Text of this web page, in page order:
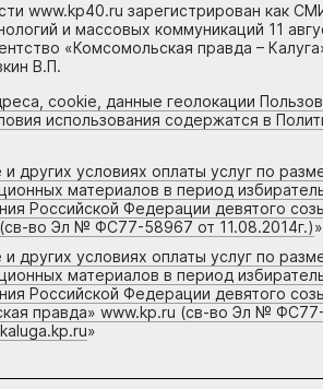
www.kp40.ru зарегистрирован как
и массовых коммуникаций 11
«Комсомольская правда –
В.П.
cookie, данные геолокации
использования содержатся в
других условиях оплаты услуг по
материалов в период
Российской Федерации девятого
во Эл № ФС77-58967 от 11.08.2014г.)»
других условиях оплаты услуг по
материалов в период
Российской Федерации девятого
правда» www.kp.ru (св-во Эл №
»